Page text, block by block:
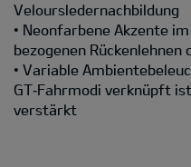
Veloursledernachbildung
• Neonfarbene Akzente
bezogenen
• Variable
GT‑Fahrmodi verknüpft
verstärkt